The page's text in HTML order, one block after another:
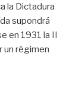
la Dictadura
supondrá
en 1931 la II
un régimen